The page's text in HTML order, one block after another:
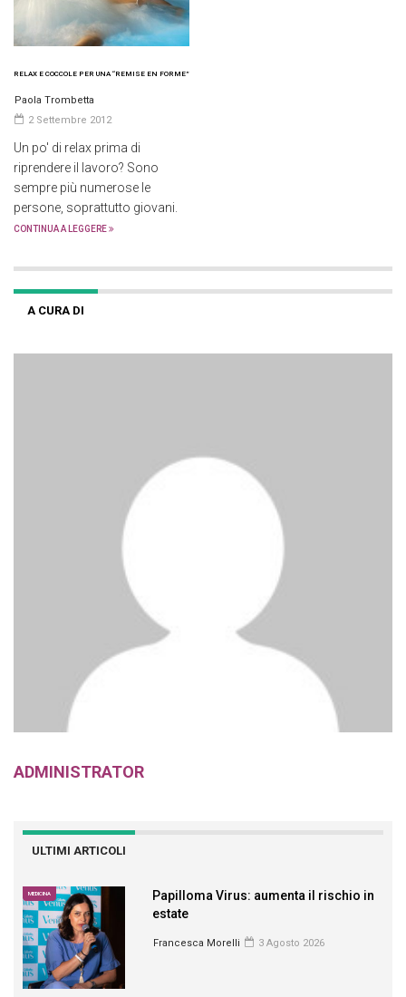
RELAX E COCCOLE PER UNA “REMISE EN FORME”
Paola Trombetta
2 Settembre 2012
Un po' di relax prima di
riprendere il lavoro? Sono
sempre più numerose le
persone, soprattutto giovani.
CONTINUA A LEGGERE
A CURA DI
ADMINISTRATOR
ULTIMI ARTICOLI
MEDICINA
Papilloma Virus: aumenta il rischio in
estate
Francesca Morelli 3 Agosto 2026